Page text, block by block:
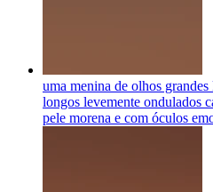
uma menina de olhos
longos levemente ondulados
pele morena e com óculos